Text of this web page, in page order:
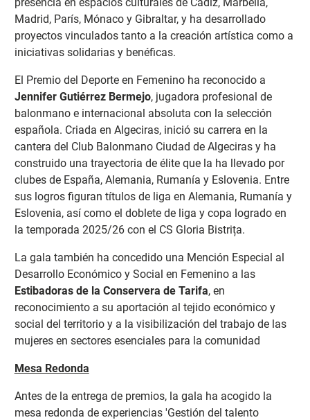
Madrid, París, Mónaco y Gibraltar, y ha desarrollado
proyectos vinculados tanto a la creación artística como a
iniciativas solidarias y benéficas.
El Premio del Deporte en Femenino ha reconocido a
Jennifer Gutiérrez Bermejo, jugadora profesional de
balonmano e internacional absoluta con la selección
española. Criada en Algeciras, inició su carrera en la
cantera del Club Balonmano Ciudad de Algeciras y ha
construido una trayectoria de élite que la ha llevado por
clubes de España, Alemania, Rumanía y Eslovenia. Entre
sus logros figuran títulos de liga en Alemania, Rumanía y
Eslovenia, así como el doblete de liga y copa logrado en
la temporada 2025/26 con el CS Gloria Bistrița.
La gala también ha concedido una Mención Especial al
Desarrollo Económico y Social en Femenino a las
Estibadoras de la Conservera de Tarifa, en
reconocimiento a su aportación al tejido económico y
social del territorio y a la visibilización del trabajo de las
mujeres en sectores esenciales para la comunidad
Mesa Redonda
Antes de la entrega de premios, la gala ha acogido la
mesa redonda de experiencias 'Gestión del talento